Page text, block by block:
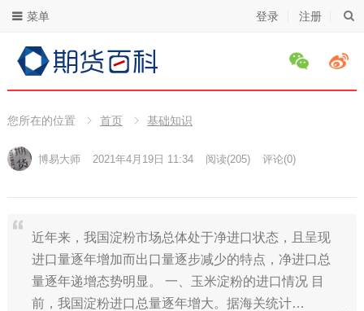
登录 注册
菜单
您所在的位置 首页 基础知识
博易大师 2021年4月19日 11:34 阅读(205) 评论(0)
近年来，我国淀粉市场总体处于净进口状态，且呈现
进口量逐年增加而出口量逐步减少的特点，净进口总
量逐年递增态势明显。 一、玉米淀粉的进口情况 目
前，我国淀粉进口总量逐年增大。据海关统计…